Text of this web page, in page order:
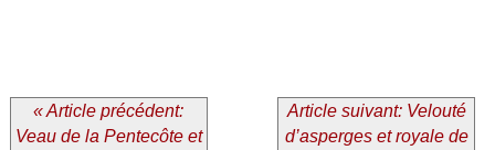
« Article précédent:
Veau de la Pentecôte et
Article suivant: Velouté
d’asperges et royale de